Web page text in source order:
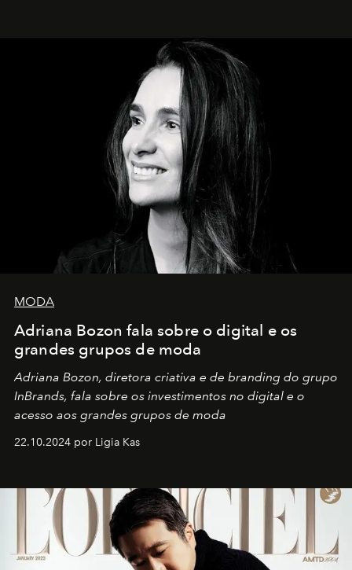
MODA
Adriana Bozon fala sobre o digital e os
grandes grupos de moda
Adriana Bozon, diretora criativa e de branding do grupo
InBrands, fala sobre os investimentos no digital e o
acesso aos grandes grupos de moda
22.10.2024 por Ligia Kas